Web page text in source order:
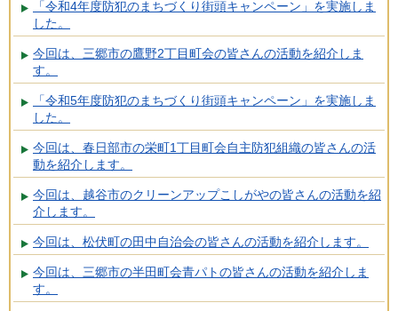
「令和4年度防犯のまちづくり街頭キャンペーン」を実施しま
した。
今回は、三郷市の鷹野2丁目町会の皆さんの活動を紹介しま
す。
「令和5年度防犯のまちづくり街頭キャンペーン」を実施しま
した。
今回は、春日部市の栄町1丁目町会自主防犯組織の皆さんの活
動を紹介します。
今回は、越谷市のクリーンアップこしがやの皆さんの活動を紹
介します。
今回は、松伏町の田中自治会の皆さんの活動を紹介します。
今回は、三郷市の半田町会青パトの皆さんの活動を紹介しま
す。